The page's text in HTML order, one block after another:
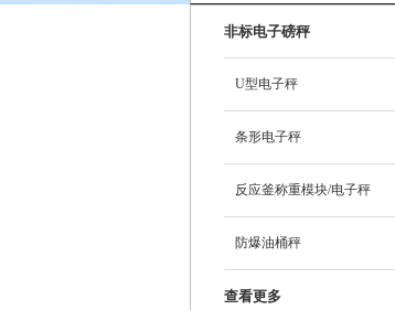
非标电子磅秤
U型电子秤
条形电子秤
反应釜称重模块/电子秤
防爆油桶秤
查看更多